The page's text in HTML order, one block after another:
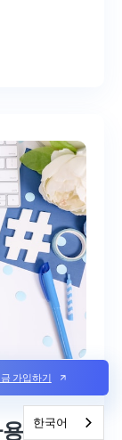
가입하기
할 수
한국어